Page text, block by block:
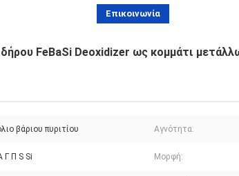
Επικοινωνία
FeBaSi Deoxidizer ως κομμάτι
βάριου πυριτίου Αγνότητα:
Γ Π S Si Μορφή: